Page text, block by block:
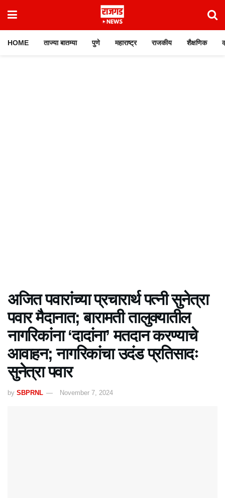
HOME ताज्या बातम्या पुणे महाराष्ट्र राजकीय शैक्षणिक
अजित पवारांच्या प्रचारार्थ पत्नी सुनेत्रा
पवार मैदानात; बारामती तालुक्यातील
नागरिकांना ‘दादांना’ मतदान करण्याचे
आवाहन; नागरिकांचा उदंड प्रतिसादः
सुनेत्रा पवार
by SBPRNL November 7, 2024